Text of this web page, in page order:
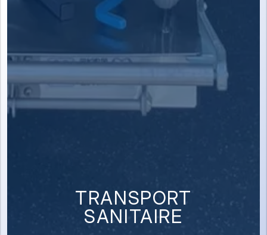
TRANSPORT
SANITAIRE